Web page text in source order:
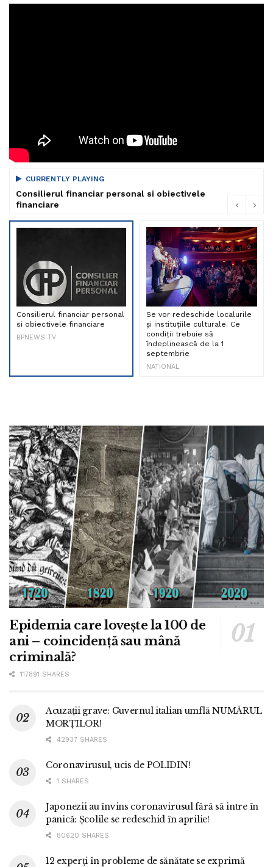
CURRENTLY PLAYING
Consilierul financiar personal si obiectivele
financiare
Consilierul financiar personal
si obiectivele financiare
BPNEWS TV
Se vor redeschide localurile
și instituțiile culturale. Ce
condiții trebuie să
îndeplinească de la 1
septembrie
NATIONAL
Epidemia care lovește la 100 de
ani – coincidență sau mână
criminală?
117891 SHARES
Acuzații grave: Guvernul italian umflă NUMĂRUL
MORȚILOR!
42937 SHARES
Coronavirusul, ucis de POLIDIN!
1 SHARES
Japonezii au învins coronavirusul fără să intre în
panică: Școlile se redeschid în aprilie!
80620 SHARES
12 experți în probleme de sănătate se exprimă